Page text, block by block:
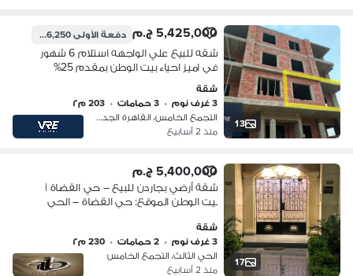
13
5,425,000 ج.م دفعة الأولى1,356,250 ج.م
شقه للبيع علي الواجهه استلام 6 شهور
في اميز احياء بيت الوطن بمقدم 25%
وتقسيط علي 4 سنوات
شقة
3 غرف نوم
• 3 حمامات • 203 م٢
التجمع الخامس، القاهرة الجديدة
منذ 2 أسابيع
17
5,400,000 ج.م
شقة أرضي بجاردن للبيع – حي القضاة |
بيت الوطن الموقع: حي القضاة – الحي
الناصر، أمام كمبوند الدبلوماسيي
شقة
3 غرف نوم
• 2 حمامات • 230 م٢
الحي الثالث، التجمع الخامس
منذ 2 أسابيع